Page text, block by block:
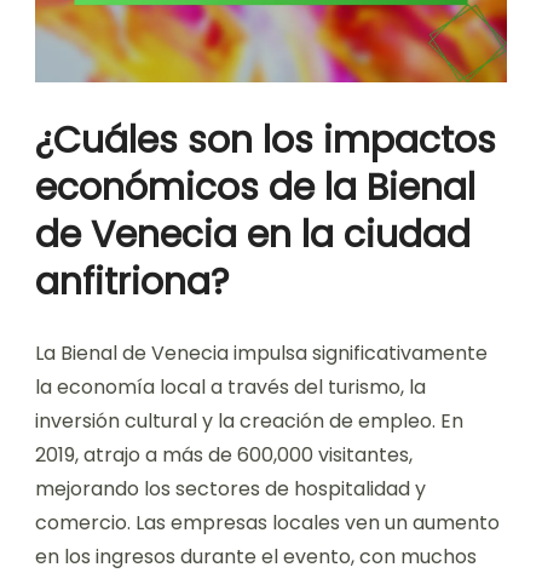
¿Cuáles son los impactos
económicos de la Bienal
de Venecia en la ciudad
anfitriona?
La Bienal de Venecia impulsa significativamente
la economía local a través del turismo, la
inversión cultural y la creación de empleo. En
2019, atrajo a más de 600,000 visitantes,
mejorando los sectores de hospitalidad y
comercio. Las empresas locales ven un aumento
en los ingresos durante el evento, con muchos